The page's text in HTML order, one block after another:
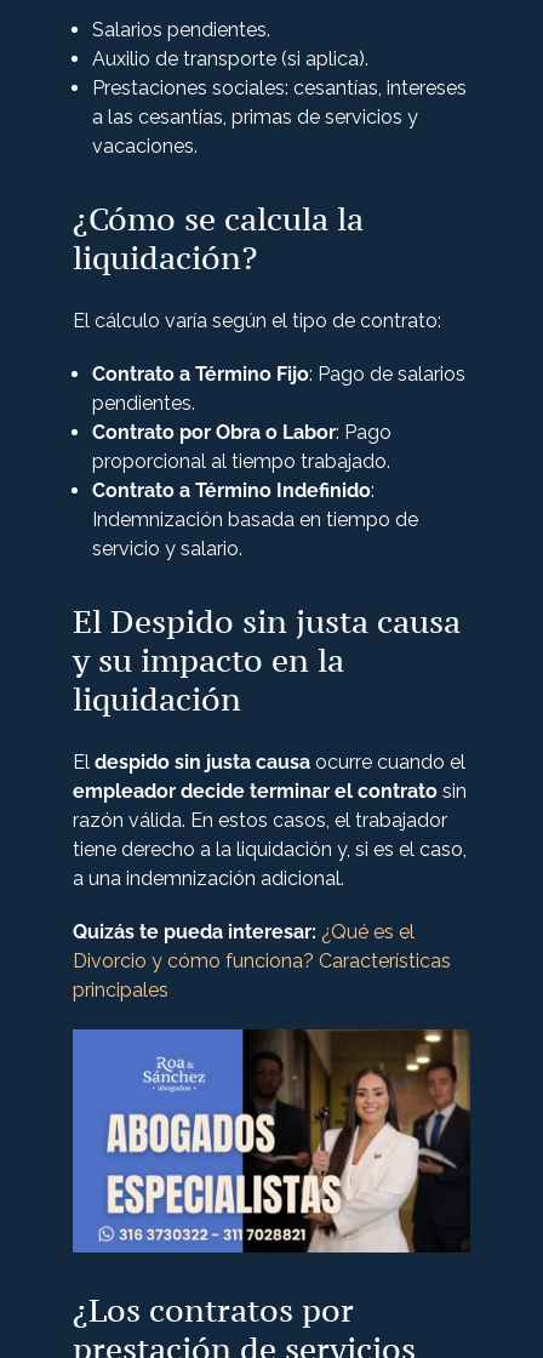
Salarios pendientes.
Auxilio de transporte (si aplica).
Prestaciones sociales: cesantías, intereses
a las cesantías, primas de servicios y
vacaciones.
¿Cómo se calcula la
liquidación?
El cálculo varía según el tipo de contrato:
Contrato a Término Fijo: Pago de salarios
pendientes.
Contrato por Obra o Labor: Pago
proporcional al tiempo trabajado.
Contrato a Término Indefinido:
Indemnización basada en tiempo de
servicio y salario.
El Despido sin justa causa
y su impacto en la
liquidación
El despido sin justa causa ocurre cuando el
empleador decide terminar el contrato sin
razón válida. En estos casos, el trabajador
tiene derecho a la liquidación y, si es el caso,
a una indemnización adicional.
Quizás te pueda interesar: ¿Qué es el
Divorcio y cómo funciona? Características
principales
¿Los contratos por
prestación de servicios